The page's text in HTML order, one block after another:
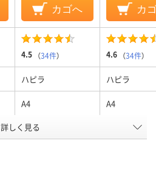
カゴへ カ
4.5 （34件） 4.6 （34件）
ハピラ ハピラ
A4 A4
ブラック系 ブラック系
詳しく見る